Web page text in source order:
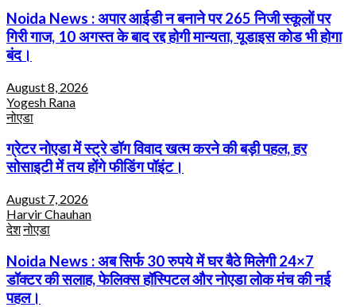
Noida News : अपार आईडी न बनाने पर 265 निजी स्कूलों पर
गिरी गाज, 10 अगस्त के बाद रद्द होगी मान्यता, यूडाइस कोड भी होगा
बंद।
August 8, 2026
Yogesh Rana
नोएडा
ग्रेटर नोएडा में स्ट्रे डॉग विवाद खत्म करने की बड़ी पहल, हर
सोसाइटी में तय होंगे फीडिंग पॉइंट।
August 7, 2026
Harvir Chauhan
देशनोएडा
Noida News : अब सिर्फ 30 रुपये में घर बैठे मिलेगी 24×7
डॉक्टर की सलाह, फेलिक्स हॉस्पिटल और नोएडा लोक मंच की नई
पहल।